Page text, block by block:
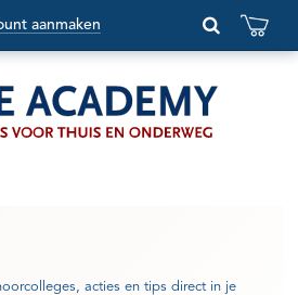
aanmaken
acties en tips direct in je